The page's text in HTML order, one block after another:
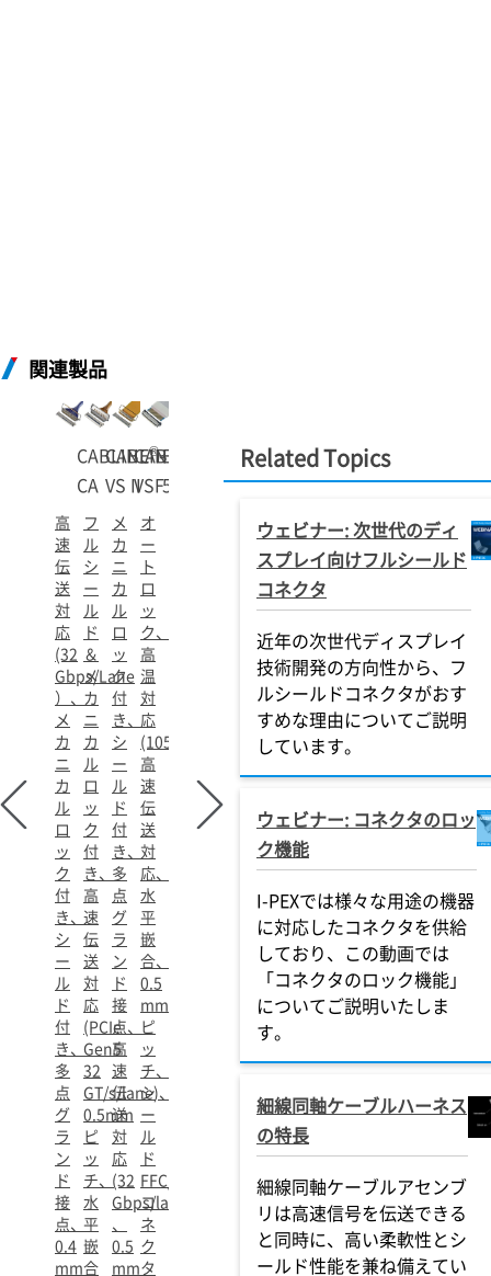
関連製品
CABLINE®-
CA
高
速
伝
送
対
応
(32
Gbps/Lane
）、
メ
カ
ニ
カ
ル
ロ
ッ
ク
付
き、
シ
ー
ル
ド
付
き、
多
点
グ
ラ
ン
ド
接
点、
0.4
mm
CABLINE
VS II
フ
ル
シ
ー
ル
ド
＆
メ
カ
ニ
カ
ル
ロ
ッ
ク
付
き、
高
速
伝
送
対
応
(PCIe
Gen5
32
GT/s/lane)、
0.5mm
ピ
ッ
チ、
水
平
嵌
合
CABLINE
VSF
メ
カ
ニ
カ
ル
ロ
ッ
ク
付
き、
シ
ー
ル
ド
付
き、
多
点
グ
ラ
ン
ド
接
点、
高
速
伝
送
対
応
(32
Gbps/lane)
、
0.5
mm
EVAFLEX
5-VS
オ
ー
ト
ロ
ッ
ク、
高
温
対
応
(105℃)、
高
速
伝
送
対
応、
水
平
嵌
合、
0.5
mm
ピ
ッ
チ、
シ
ー
ル
ド
FFC/FPC
コ
ネ
ク
タ
Related Topics
ウェビナー: 次世代のディ
スプレイ向けフルシールド
コネクタ
近年の次世代ディスプレイ
技術開発の方向性から、フ
ルシールドコネクタがおす
すめな理由についてご説明
しています。
ウェビナー: コネクタのロッ
ク機能
I-PEXでは様々な用途の機器
に対応したコネクタを供給
しており、この動画では
「コネクタのロック機能」
についてご説明いたしま
す。
細線同軸ケーブルハーネス
の特長
細線同軸ケーブルアセンブ
リは高速信号を伝送できる
と同時に、高い柔軟性とシ
ールド性能を兼ね備えてい